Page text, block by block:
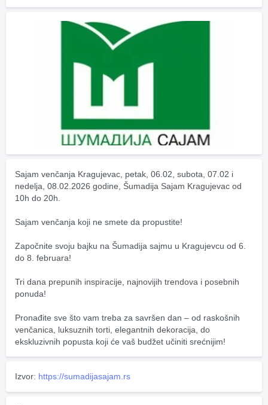
Sajam venčanja Kragujevac, petak, 06.02, subota, 07.02 i
nedelja, 08.02.2026 godine, Šumadija Sajam Kragujevac od
10h do 20h.
Sajam venčanja koji ne smete da propustite!
Započnite svoju bajku na Šumadija sajmu u Kragujevcu od 6.
do 8. februara!
Tri dana prepunih inspiracije, najnovijih trendova i posebnih
ponuda!
Pronađite sve što vam treba za savršen dan – od raskošnih
venčanica, luksuznih torti, elegantnih dekoracija, do
ekskluzivnih popusta koji će vaš budžet učiniti srećnijim!
Izvor: https://sumadijasajam.rs